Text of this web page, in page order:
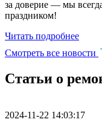
за доверие — мы
праздником!
Читать подробнее
Смотреть все новости
Статьи о
2024-11-22 14:03:17